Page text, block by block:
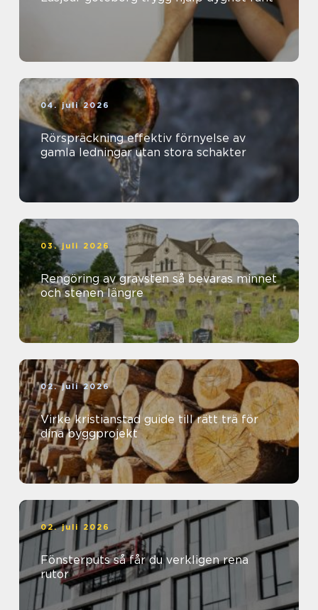
04. juli 2026
Rörspräckning effektiv förnyelse av
gamla ledningar utan stora schakter
03. juli 2026
Rengöring av gravsten så bevaras minnet
och stenen längre
02. juli 2026
Virke kristianstad guide till rätt trä för
dina byggprojekt
02. juli 2026
Fönsterputs så får du verkligen rena
rutor